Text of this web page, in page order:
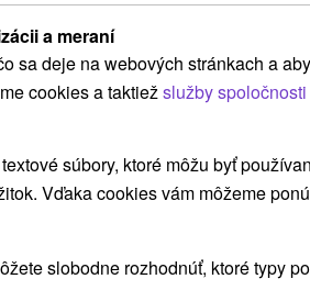
a meraní
sa deje na webových stránkach a
cookies a taktiež služby
súbory, ktoré môžu byť
Vďaka cookies vám môžeme
slobodne rozhodnúť, ktoré typy